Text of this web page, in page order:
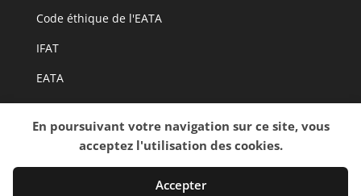
Code éthique de l'EATA
IFAT
EATA
ITAA
En poursuivant votre navigation sur ce site, vous
acceptez l'utilisation des cookies.
Accepter